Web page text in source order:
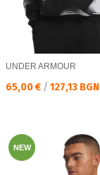
UNDER ARMOUR
Текуща цена:
65,00 € / 127,13 BGN
NEW